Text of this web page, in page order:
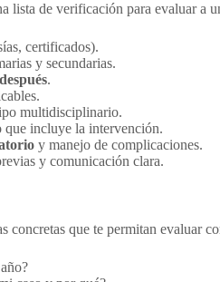
lista de verificación para evaluar a
certificados).
y secundarias.
.
multidisciplinario.
que incluye la intervención.
y manejo de complicaciones.
y comunicación clara.
concretas que te permitan evaluar